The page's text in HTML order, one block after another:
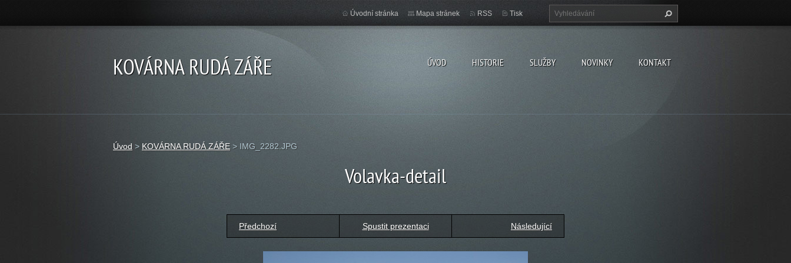
KOVÁRNA RUDÁ ZÁŘE ÚVOD HISTORIE SLUŽBY NOVINKY KONTAKT
Úvodní stránka Mapa stránek RSS Tisk
Úvod > KOVÁRNA RUDÁ ZÁŘE > IMG_2282.JPG
Volavka-detail
Předchozí Spustit prezentaci Následující